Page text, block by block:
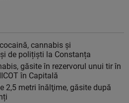
cannabis și
de polițiști la Constanța
găsite în rezervorul unui tir în
în Capitală
2,5 metri înălţime, găsite după